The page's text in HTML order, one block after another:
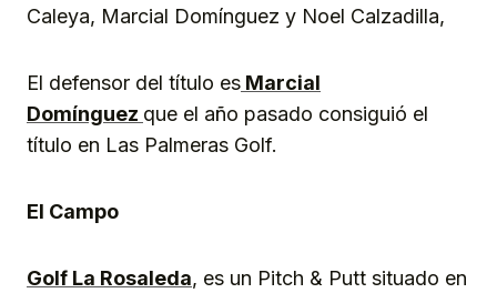
Caleya, Marcial Domínguez y Noel Calzadilla,
El defensor del título es Marcial
Domínguez que el año pasado consiguió el
título en Las Palmeras Golf.
El Campo
Golf La Rosaleda, es un Pitch & Putt situado en